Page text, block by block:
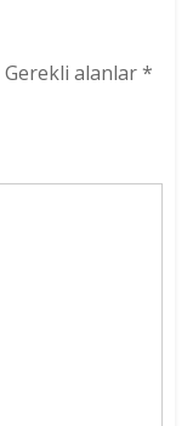
Gerekli alanlar*